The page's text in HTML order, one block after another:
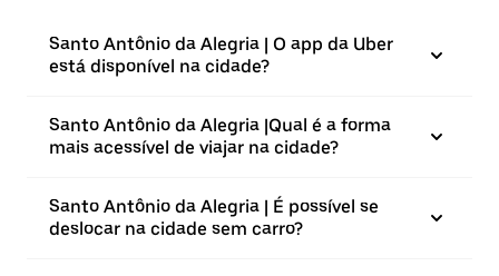
Santo Antônio da Alegria | O app da Uber
está disponível na cidade?
Santo Antônio da Alegria |⁠Qual é a forma
mais acessível de viajar na cidade?
Santo Antônio da Alegria | É possível se
deslocar na cidade sem carro?